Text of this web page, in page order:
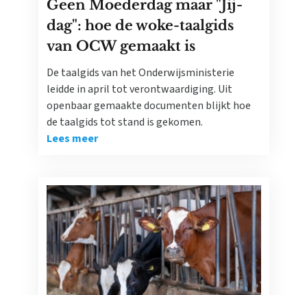
Geen Moederdag maar "Jij-
dag": hoe de woke-taalgids
van OCW gemaakt is
De taalgids van het Onderwijsministerie
leidde in april tot verontwaardiging. Uit
openbaar gemaakte documenten blijkt hoe
de taalgids tot stand is gekomen.
Lees meer